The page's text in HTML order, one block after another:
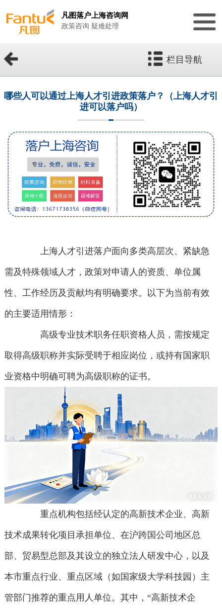
凡图落户上海咨询网
政策咨询 疑难处理
栏目导航
哪些人可以通过上海人才引进政策落户？（上海人才引
进可以落户吗）
上海人才引进落户面向多类高层次、紧缺急
需及特殊领域人才，政策对申请人的资质、单位属
性、工作经历及贡献均有明确要求。以下为当前有效
的主要适用情形：
高级专业技术职务任职资格人员，需按规定
取得高级职称并实际受聘于相应岗位，或持有国家职
业资格中明确可聘为高级职称的证书。
重点机构包括经认定的高新技术企业、高新
技术成果转化项目承担单位、在沪跨国公司地区总
部、贸易型总部及其设立的独立法人研发中心，以及
本市重点行业、重点区域（如国家级大学科技园）主
管部门推荐的重点用人单位。其中，“高新技术企